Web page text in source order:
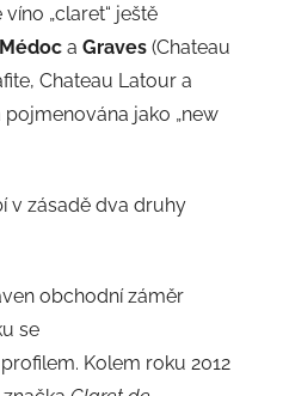
„claret“ ještě
Médoc a Graves (Chateau
Chateau Latour a
jako „new
v zásadě dva druhy
obchodní záměr
se
Kolem roku 2012